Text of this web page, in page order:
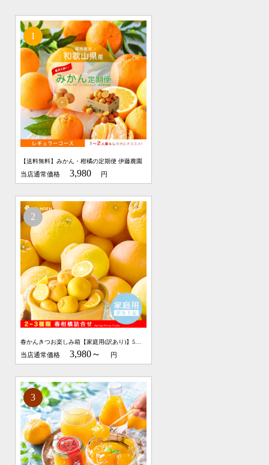
【送料無料】みかん・柑橘の定期便 伊藤農園
3,980
春かんきつお楽しみ箱【家庭用(訳あり)】5・10kg
3,980～